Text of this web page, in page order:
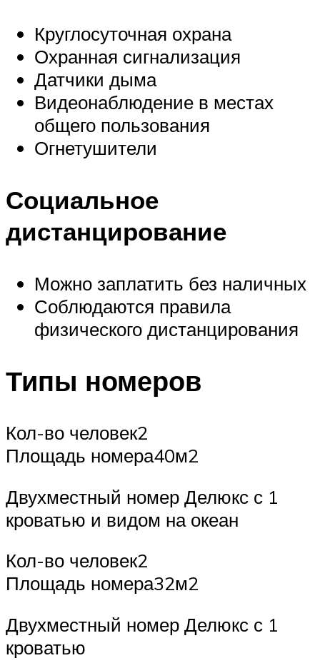
Круглосуточная охрана
Охранная сигнализация
Датчики дыма
Видеонаблюдение в местах
общего пользования
Огнетушители
Социальное
дистанцирование
Можно заплатить без наличных
Соблюдаются правила
физического дистанцирования
Типы номеров
Кол-во человек2
Площадь номера40м2
Двухместный номер Делюкс с 1
кроватью и видом на океан
Кол-во человек2
Площадь номера32м2
Двухместный номер Делюкс с 1
кроватью